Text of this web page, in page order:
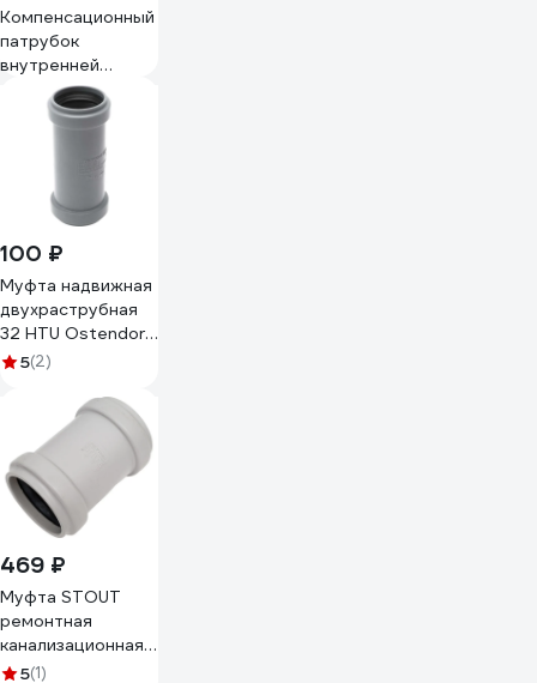
Компенсационный
патрубок
внутренней
канализации TEBO
ПП 50 013020813
100 ₽
Муфта надвижная
двухраструбная
32 HTU Ostendorf
110500
5(2)
469 ₽
Муфта STOUT
ремонтная
канализационная
бесшумная d 58
5(1)